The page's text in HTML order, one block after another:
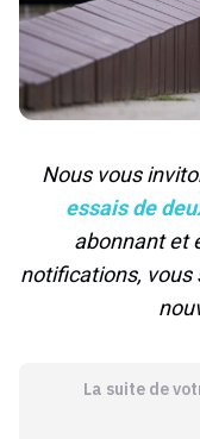
Nous vous
essais de
abonnant et
notifications, vous
La suite de